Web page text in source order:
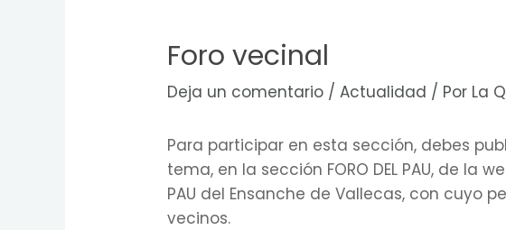
Foro vecinal
Deja un comentario /Actualidad / Por La
Para participar en esta sección, debes
tema, en la sección FORO DEL PAU, de la
PAU del Ensanche de Vallecas, con cuyo
vecinos.